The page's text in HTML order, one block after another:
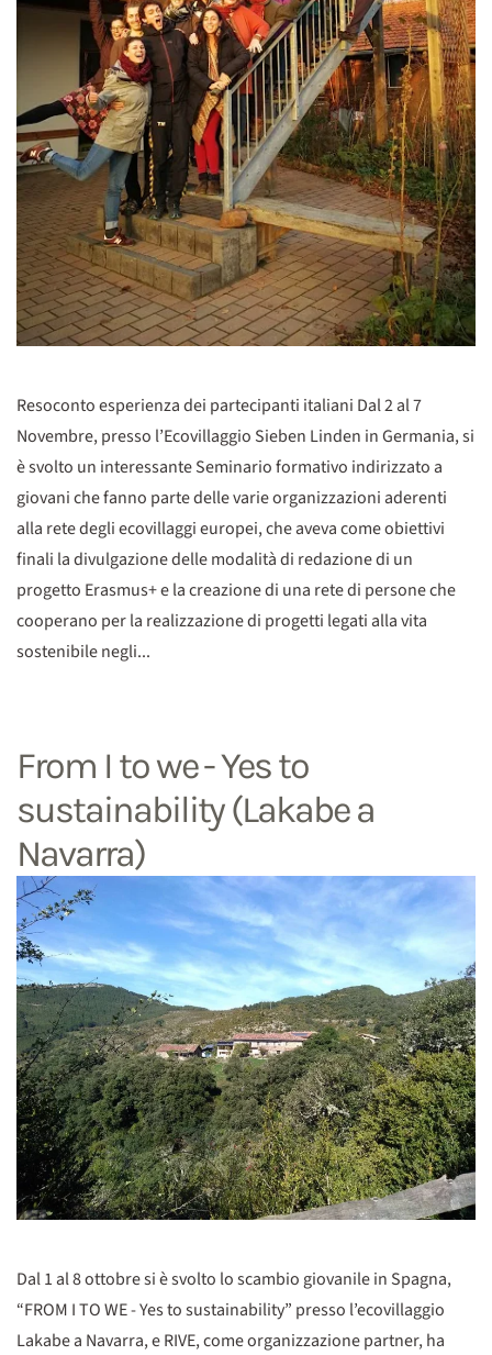
Resoconto esperienza dei partecipanti italiani Dal 2 al 7
Novembre, presso l’Ecovillaggio Sieben Linden in Germania, si
è svolto un interessante Seminario formativo indirizzato a
giovani che fanno parte delle varie organizzazioni aderenti
alla rete degli ecovillaggi europei, che aveva come obiettivi
finali la divulgazione delle modalità di redazione di un
progetto Erasmus+ e la creazione di una rete di persone che
cooperano per la realizzazione di progetti legati alla vita
sostenibile negli...
From I to we - Yes to
sustainability (Lakabe a
Navarra)
Dal 1 al 8 ottobre si è svolto lo scambio giovanile in Spagna,
“FROM I TO WE - Yes to sustainability” presso l’ecovillaggio
Lakabe a Navarra, e RIVE, come organizzazione partner, ha